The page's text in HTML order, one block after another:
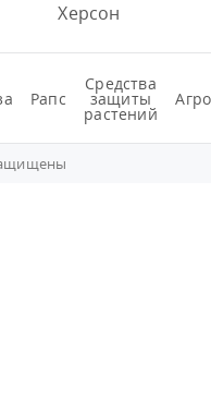
Херсон
Рапс
Средства
защиты
растений